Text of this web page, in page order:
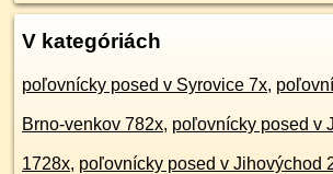
V kategóriách
poľovnícky posed v Syrovice 7x,
Brno-venkov 782x, poľovnícky posed v
1728x, poľovnícky posed v Jihovýchod